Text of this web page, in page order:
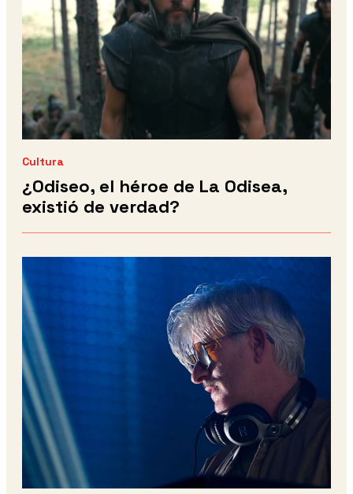
Cultura
¿Odiseo, el héroe de La Odisea,
existió de verdad?